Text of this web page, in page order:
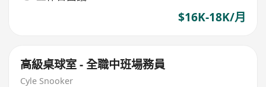
$16K-18K/月
高級桌球室 - 全職中班場務員
Cyle Snooker